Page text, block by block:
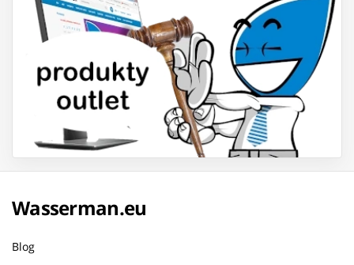
Wasserman.eu
Blog